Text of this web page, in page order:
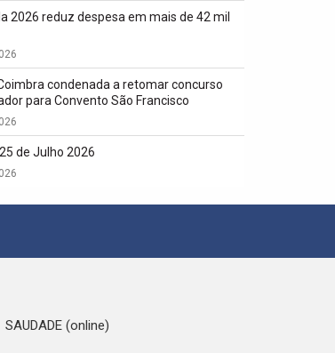
2026 reduz despesa em mais de 42 mil
condenada a retomar concurso
para Convento São Francisco
de Julho 2026
SAUDADE (online)